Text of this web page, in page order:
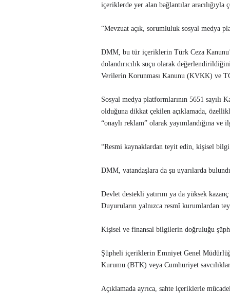
içeriklerde yer alan bağlantılar aracılığıyla
“Mevzuat açık, sorumluluk sosyal medya
DMM, bu tür içeriklerin Türk Ceza
dolandırıcılık suçu olarak
Verilerin Korunması Kanunu (KVKK) ve
Sosyal medya platformlarının 5651 sayılı
olduğuna dikkat çekilen açıklamada,
“onaylı reklam” olarak yayımlandığına ve
“Resmi kaynaklardan teyit edin, kişisel bilgi
DMM, vatandaşlara da şu uyarılarda
Devlet destekli yatırım ya da yüksek
Duyuruların yalnızca resmî kurumlardan
Kişisel ve finansal bilgilerin doğruluğu
Şüpheli içeriklerin Emniyet Genel
Kurumu (BTK) veya Cumhuriyet
Açıklamada ayrıca, sahte içeriklerle